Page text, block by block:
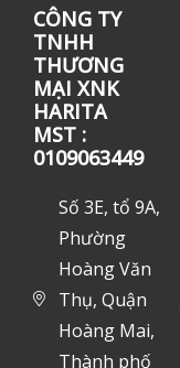
CÔNG TY
TNHH
THƯƠNG
MẠI XNK
HARITA
MST :
0109063449
Số 3E, tổ 9A,
Phường
Hoàng Văn
Thụ, Quận
Hoàng Mai,
Thành phố